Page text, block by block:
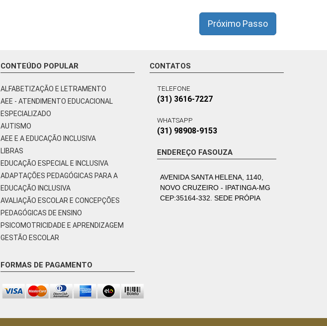
Próximo Passo
CONTEÚDO POPULAR
ALFABETIZAÇÃO E LETRAMENTO
AEE - ATENDIMENTO EDUCACIONAL
ESPECIALIZADO
AUTISMO
AEE E A EDUCAÇÃO INCLUSIVA
LIBRAS
EDUCAÇÃO ESPECIAL E INCLUSIVA
ADAPTAÇÕES PEDAGÓGICAS PARA A
EDUCAÇÃO INCLUSIVA
AVALIAÇÃO ESCOLAR E CONCEPÇÕES
PEDAGÓGICAS DE ENSINO
PSICOMOTRICIDADE E APRENDIZAGEM
GESTÃO ESCOLAR
CONTATOS
TELEFONE
(31) 3616-7227
WHATSAPP
(31) 98908-9153
ENDEREÇO FASOUZA
AVENIDA SANTA HELENA, 1140,
NOVO CRUZEIRO - IPATINGA-MG
CEP:35164-332. SEDE PRÓPIA
FORMAS DE PAGAMENTO